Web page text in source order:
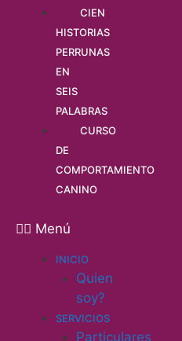
CIEN
HISTORIAS
PERRUNAS
EN
SEIS
PALABRAS
CURSO
DE
COMPORTAMIENTO
CANINO
Menú
INICIO
Quien
soy?
SERVICIOS
Particulares